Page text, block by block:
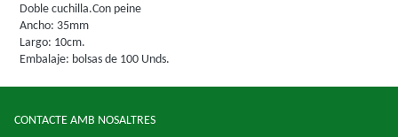
Doble cuchilla.Con peine
Ancho: 35mm
Largo: 10cm.
Embalaje: bolsas de 100 Unds.
CONTACTE AMB NOSALTRES